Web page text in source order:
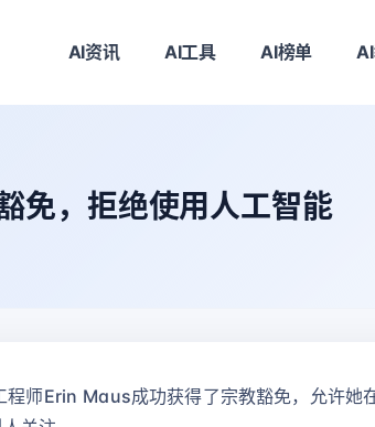
AI资讯 AI工具 AI榜单
免，拒绝使用人工智能
师Erin Maus成功获得了宗教豁免，允许她